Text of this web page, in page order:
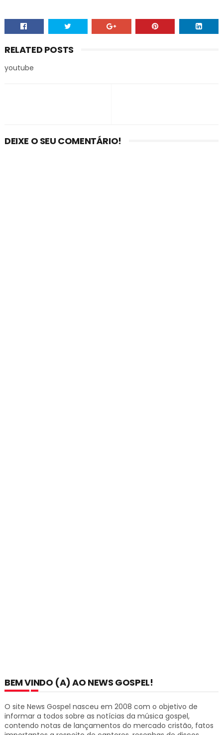
RELATED POSTS
youtube
DEIXE O SEU COMENTÁRIO!
BEM VINDO (A) AO NEWS GOSPEL!
O site News Gospel nasceu em 2008 com o objetivo de
informar a todos sobre as notícias da música gospel,
contendo notas de lançamentos do mercado cristão, fatos